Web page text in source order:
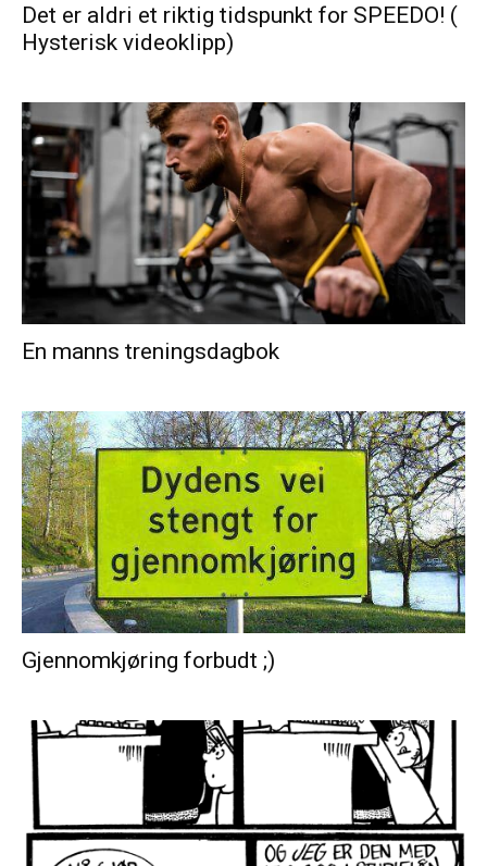
Det er aldri et riktig tidspunkt for SPEEDO! (
Hysterisk videoklipp)
En manns treningsdagbok
Gjennomkjøring forbudt ;)